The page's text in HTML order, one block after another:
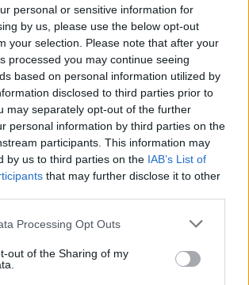
personal or sensitive information for
by us, please use the below opt-out
your selection. Please note that after your
processed you may continue seeing
based on personal information utilized by
disclosed to third parties prior to
may separately opt-out of the further
personal information by third parties on the
participants. This information may
by us to third parties on the IAB’s List of
that may further disclose it to other
Processing Opt Outs
out of the Sharing of my
του κραγιόν» στο
η L’Oréal
ακριβώς αυτή την τάση των
σε περιόδους έντονης οικονομικής ή